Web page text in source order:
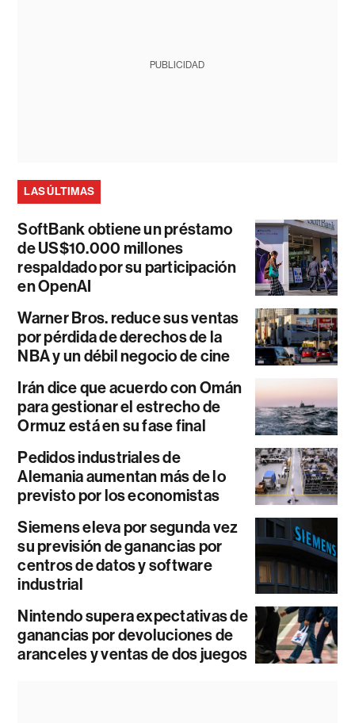
PUBLICIDAD
LAS ÚLTIMAS
SoftBank obtiene un préstamo
de US$10.000 millones
respaldado por su participación
en OpenAI
Warner Bros. reduce sus ventas
por pérdida de derechos de la
NBA y un débil negocio de cine
Irán dice que acuerdo con Omán
para gestionar el estrecho de
Ormuz está en su fase final
Pedidos industriales de
Alemania aumentan más de lo
previsto por los economistas
Siemens eleva por segunda vez
su previsión de ganancias por
centros de datos y software
industrial
Nintendo supera expectativas de
ganancias por devoluciones de
aranceles y ventas de dos juegos